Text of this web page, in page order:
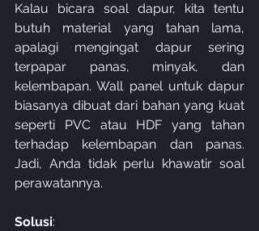
Kalau bicara soal dapur, kita tentu
butuh material yang tahan lama,
apalagi mengingat dapur sering
terpapar panas, minyak, dan
kelembapan. Wall panel untuk dapur
biasanya dibuat dari bahan yang kuat
seperti PVC atau HDF yang tahan
terhadap kelembapan dan panas.
Jadi, Anda tidak perlu khawatir soal
perawatannya.
Solusi: